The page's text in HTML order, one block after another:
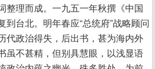
整理而成。一九五一年秋撰《中国
到台北。明年春应“总统府”战略顾问
代政治得失，后出书，甚为海内外
虽不甚精，但别具慧眼，以浅显语